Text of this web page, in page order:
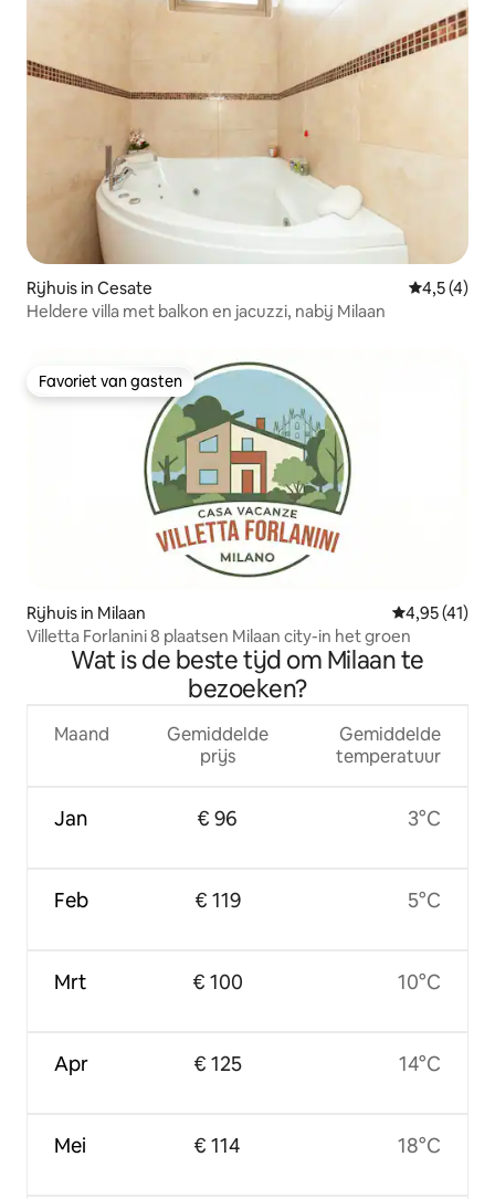
Rijhuis in Cesate
4,5 (4)
Heldere villa met balkon en jacuzzi, nabij Milaan
Favoriet van gasten
Favoriet van gasten
Rijhuis in Milaan Gemiddelde
4,95 (41)
Villetta Forlanini 8 plaatsen Milaan city-in het groen
Wat is de beste tijd om Milaan te
bezoeken?
Maand
Jan
Feb
Mrt
Apr
Mei
Gemiddelde
prijs
€ 96
€ 119
€ 100
€ 125
€ 114
Gemiddelde
temperatuur
3°C
5°C
10°C
14°C
18°C